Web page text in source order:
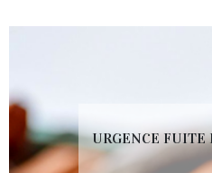
URGENCE FUITE